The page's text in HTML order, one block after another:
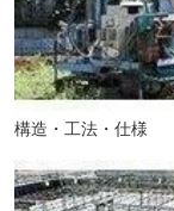
福岡市立西戸崎小学
構造・工法・仕様